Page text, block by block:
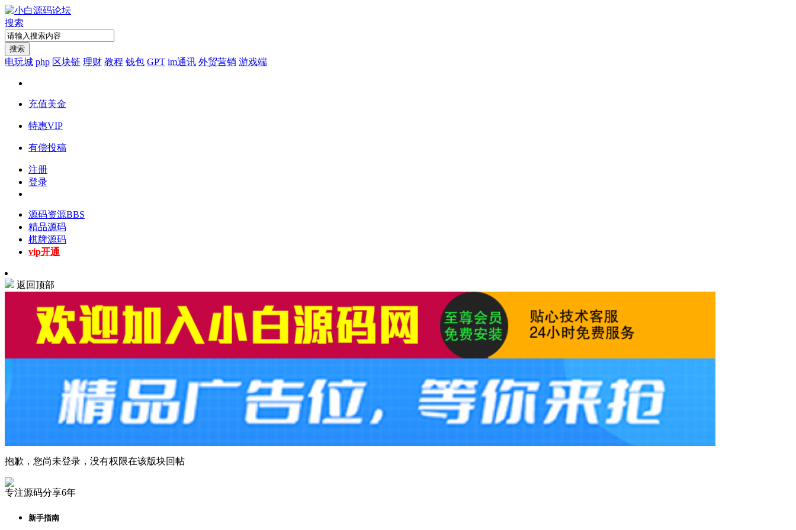
搜索
搜索
电玩城 php 区块链 理财 教程 钱包 GPT im通讯 外贸营销 游戏端
充值美金
特惠VIP
有偿投稿
注册
登录
源码资源BBS
精品源码
棋牌源码
vip开通
返回顶部
抱歉，您尚未登录，没有权限在该版块回帖
专注源码分享6年
新手指南